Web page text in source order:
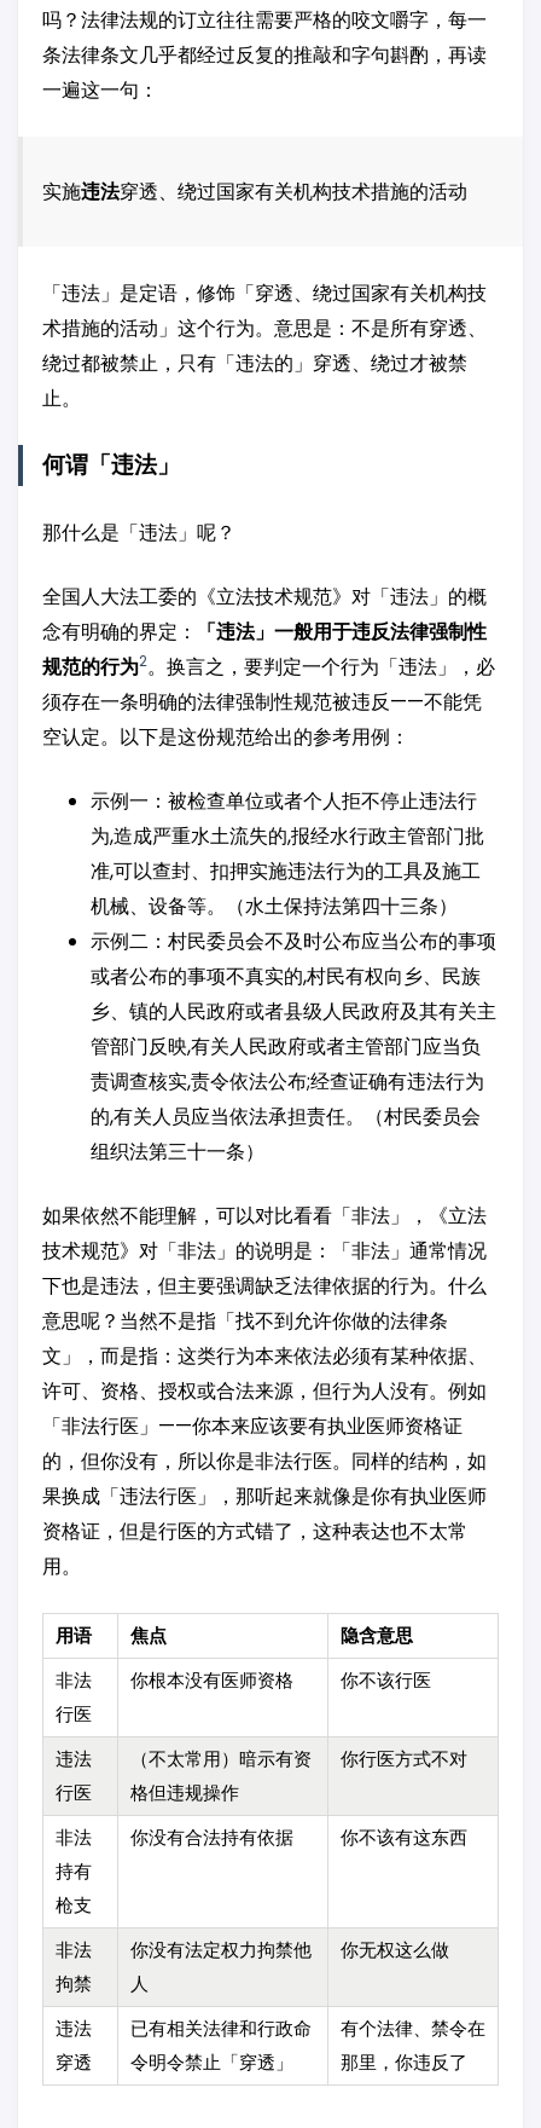
吗？法律法规的订立往往需要严格的咬文嚼字，每一
条法律条文几乎都经过反复的推敲和字句斟酌，再读
一遍这一句：
实施违法穿透、绕过国家有关机构技术措施的活动
「违法」是定语，修饰「穿透、绕过国家有关机构技
术措施的活动」这个行为。意思是：不是所有穿透、
绕过都被禁止，只有「违法的」穿透、绕过才被禁
止。
何谓「违法」
那什么是「违法」呢？
全国人大法工委的《立法技术规范》对「违法」的概
念有明确的界定：
「违法」一般用于违反法律强制性
规范的行为2。换言之，要判定一个行为「违法」，必
须存在一条明确的法律强制性规范被违反——不能凭
空认定。以下是这份规范给出的参考用例：
示例一：被检查单位或者个人拒不停止违法行
为,造成严重水土流失的,报经水行政主管部门批
准,可以查封、扣押实施违法行为的工具及施工
机械、设备等。（水土保持法第四十三条）
示例二：村民委员会不及时公布应当公布的事项
或者公布的事项不真实的,村民有权向乡、民族
乡、镇的人民政府或者县级人民政府及其有关主
管部门反映,有关人民政府或者主管部门应当负
责调查核实,责令依法公布;经查证确有违法行为
的,有关人员应当依法承担责任。（村民委员会
组织法第三十一条）
如果依然不能理解，可以对比看看「非法」，《立法
技术规范》对「非法」的说明是：「非法」通常情况
下也是违法，但主要强调缺乏法律依据的行为。什么
意思呢？当然不是指「找不到允许你做的法律条
文」，而是指：这类行为本来依法必须有某种依据、
许可、资格、授权或合法来源，但行为人没有。例如
「非法行医」——你本来应该要有执业医师资格证
的，但你没有，所以你是非法行医。同样的结构，如
果换成「违法行医」，那听起来就像是你有执业医师
资格证，但是行医的方式错了，这种表达也不太常
用。
用语 焦点
隐含意思
非法
行医
你根本没有医师资格 你不该行医
违法
行医
（不太常用）暗示有资
格但违规操作
你行医方式不对
非法
持有
枪支
你没有合法持有依据 你不该有这东西
非法
拘禁
你没有法定权力拘禁他
人
你无权这么做
违法
穿透
已有相关法律和行政命
令明令禁止「穿透」
有个法律、禁令在
那里，你违反了